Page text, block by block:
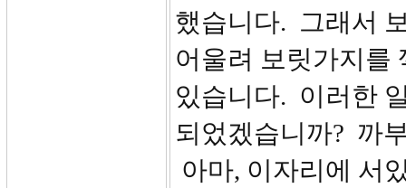
했습니다. 그래서
어울려 보릿가지를
있습니다. 이러한
되었겠습니까? 까
아마, 이자리에 서